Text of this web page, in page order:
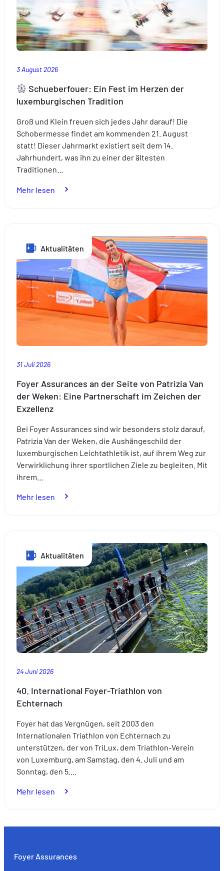
3 August 2026
Schueberfouer: Ein Fest im Herzen der
luxemburgischen Tradition
Groß und Klein freuen sich jedes Jahr darauf! Die
Schobermesse findet am kommenden 21. August
statt! Dieser Jahrmarkt existiert seit dem 14.
Jahrhundert, was ihn zu einer der ältesten
Traditionen…
Mehr lesen
im
Herzen
der
luxemburgischen
Tradition
Aktualitäten
31 Juli 2026
Foyer Assurances an der Seite von Patrizia Van
der Weken: Eine Partnerschaft im Zeichen der
Exzellenz
Bei Foyer Assurances sind wir besonders stolz darauf,
Patrizia Van der Weken, die Aushängeschild der
luxemburgischen Leichtathletik ist, auf ihrem Weg zur
Verwirklichung ihrer sportlichen Ziele zu begleiten. Mit
ihrem…
Mehr lesen
Seite
von
Patrizia
Van
der
Weken:
Eine
Partnerschaft
im
Exzellenz
Aktualitäten
24 Juni 2026
40. International Foyer-Triathlon von
Echternach
Foyer hat das Vergnügen, seit 2003 den
Internationalen Triathlon von Echternach zu
unterstützen, der von TriLux, dem Triathlon-Verein
von Luxemburg, am Samstag, den 4. Juli und am
Sonntag, den 5.…
Mehr lesen
Foyer-
Foyer Assurances